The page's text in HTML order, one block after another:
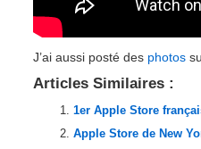
J’ai aussi posté des photos
Articles Similaires :
1er Apple Store
Apple Store de New